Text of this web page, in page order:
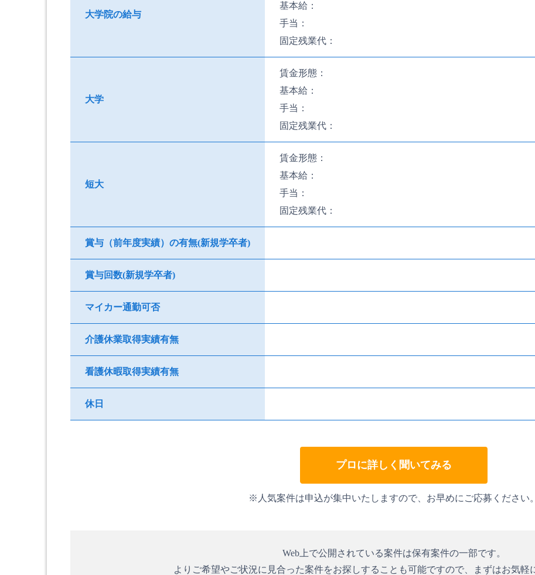
大学院の給与
基本給：
手当：
固定残業代：
大学
賃金形態：
基本給：
手当：
固定残業代：
短大
賃金形態：
基本給：
手当：
固定残業代：
賞与（前年度実績）の有無(新規学卒者)
賞与回数(新規学卒者)
マイカー通勤可否
介護休業取得実績有無
看護休暇取得実績有無
休日
プロに詳しく聞いてみる
※人気案件は申込が集中いたしますので、お早めにご応募ください。
Web上で公開されている案件は保有案件の一部です。
よりご希望やご状況に見合った案件をお探しすることも可能ですので、まずはお気軽